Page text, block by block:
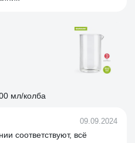
мл/колба
09.09.2024
соответствуют, всё